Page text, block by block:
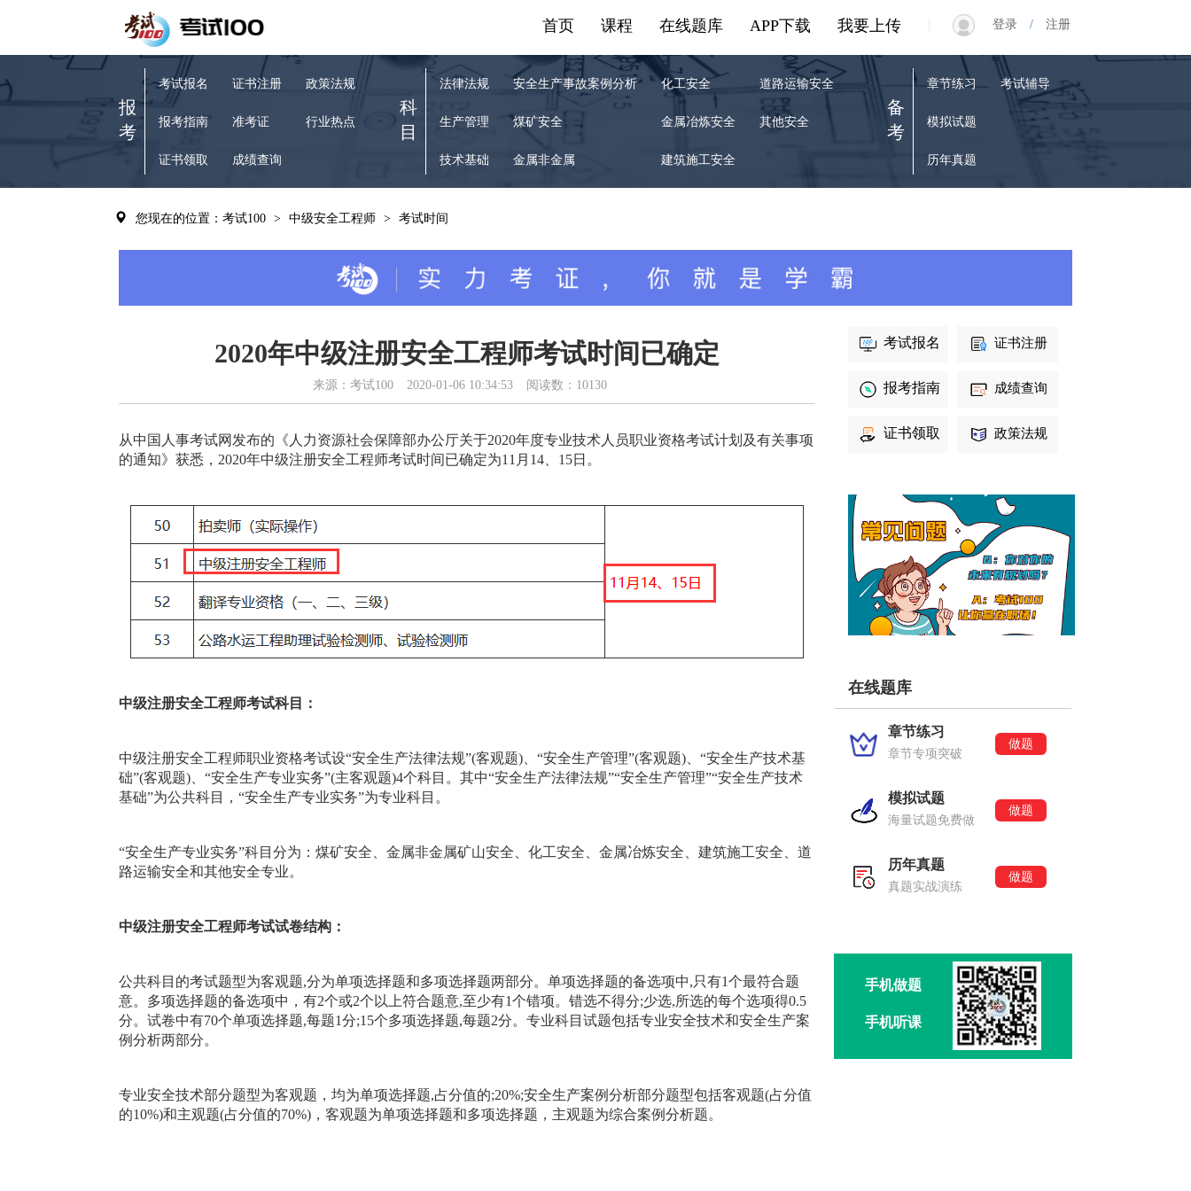
登录/ 注册
我要上传
APP下载
在线题库
课程
首页
报
考
考试报名
报考指南
证书领取
证书注册
准考证
成绩查询
政策法规
行业热点
科
目
法律法规
生产管理
技术基础
安全生产事故案例分析
煤矿安全
金属非金属
化工安全
金属冶炼安全
建筑施工安全
道路运输安全
其他安全
备
考
章节练习
模拟试题
历年真题
考试辅导
您现在的位置：考试100 > 中级安全工程师 > 考试时间
2020年中级注册安全工程师考试时间已确定
来源：考试100 2020-01-06 10:34:53 阅读数：10130
从中国人事考试网发布的《人力资源社会保障部办公厅关于2020年度专业技术人员职业资格考试计划及有关事项
的通知》获悉，2020年中级注册安全工程师考试时间已确定为11月14、15日。
中级注册安全工程师考试科目：
中级注册安全工程师职业资格考试设“安全生产法律法规”(客观题)、“安全生产管理”(客观题)、“安全生产技术基
础”(客观题)、“安全生产专业实务”(主客观题)4个科目。其中“安全生产法律法规”“安全生产管理”“安全生产技术
基础”为公共科目，“安全生产专业实务”为专业科目。
“安全生产专业实务”科目分为：煤矿安全、金属非金属矿山安全、化工安全、金属冶炼安全、建筑施工安全、道
路运输安全和其他安全专业。
中级注册安全工程师考试试卷结构：
公共科目的考试题型为客观题,分为单项选择题和多项选择题两部分。单项选择题的备选项中,只有1个最符合题
意。多项选择题的备选项中，有2个或2个以上符合题意,至少有1个错项。错选不得分;少选,所选的每个选项得0.5
分。试卷中有70个单项选择题,每题1分;15个多项选择题,每题2分。专业科目试题包括专业安全技术和安全生产案
例分析两部分。
专业安全技术部分题型为客观题，均为单项选择题,占分值的;20%;安全生产案例分析部分题型包括客观题(占分值
的10%)和主观题(占分值的70%)，客观题为单项选择题和多项选择题，主观题为综合案例分析题。
考试报名
报考指南
证书领取
证书注册
成绩查询
政策法规
在线题库
章节练习
章节专项突破
做题
模拟试题
海量试题免费做
做题
历年真题
真题实战演练
做题
手机做题
手机听课